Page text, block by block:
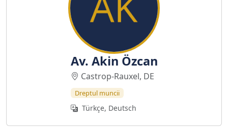
Av. Akin Özcan
Castrop-Rauxel, DE
Dreptul muncii
Türkçe, Deutsch